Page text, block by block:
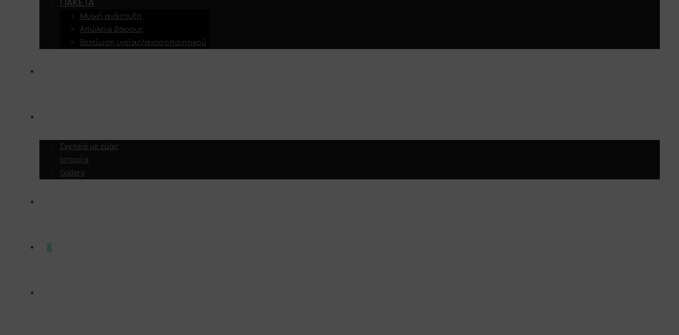
ΠΑΚΈΤΑ
Μυϊκή ανάπτυξη
Απώλεια βάρους
Βελτίωση υγείας/ανοσοποιητικού
Σχετικά με εμάς
Ιστορία
Gallery
0